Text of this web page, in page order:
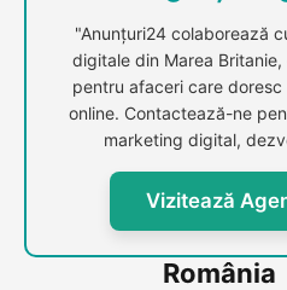
"Anunțuri24 colaborează
digitale din Marea
pentru afaceri care
online. Contactează-ne
marketing digital,
Vizitează
România